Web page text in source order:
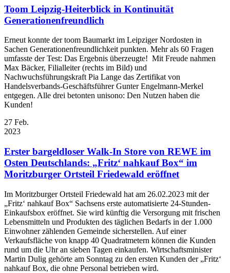
Toom Leipzig-Heiterblick in Kontinuität
Generationenfreundlich
Erneut konnte der toom Baumarkt im Leipziger Nordosten in
Sachen Generationenfreundlichkeit punkten. Mehr als 60 Fragen
umfasste der Test: Das Ergebnis überzeugte! Mit Freude nahmen
Max Bäcker, Filialleiter (rechts im Bild) und
Nachwuchsführungskraft Pia Lange das Zertifikat von
Handelsverbands-Geschäftsführer Gunter Engelmann-Merkel
entgegen. Alle drei betonten unisono: Den Nutzen haben die
Kunden!
27 Feb.
2023
Erster bargeldloser Walk-In Store von REWE im
Osten Deutschlands: „Fritz‘ nahkauf Box“ im
Moritzburger Ortsteil Friedewald eröffnet
Im Moritzburger Ortsteil Friedewald hat am 26.02.2023 mit der
„Fritz‘ nahkauf Box“ Sachsens erste automatisierte 24-Stunden-
Einkaufsbox eröffnet. Sie wird künftig die Versorgung mit frischen
Lebensmitteln und Produkten des täglichen Bedarfs in der 1.000
Einwohner zählenden Gemeinde sicherstellen. Auf einer
Verkaufsfläche von knapp 40 Quadratmetern können die Kunden
rund um die Uhr an sieben Tagen einkaufen. Wirtschaftsminister
Martin Dulig gehörte am Sonntag zu den ersten Kunden der „Fritz‘
nahkauf Box, die ohne Personal betrieben wird.